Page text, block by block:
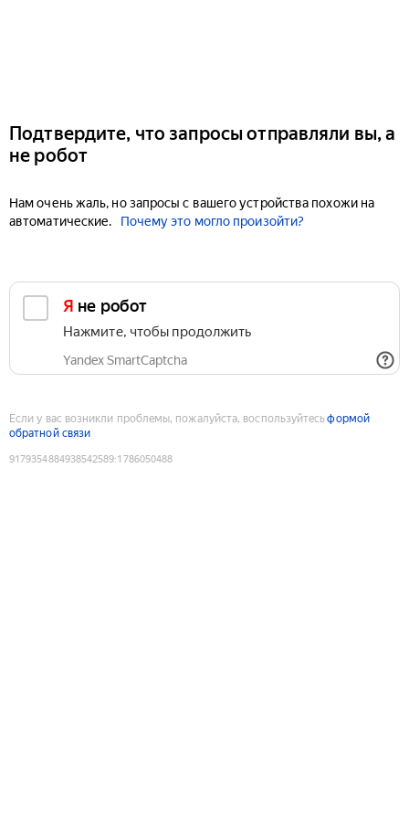
Подтвердите, что запросы отправляли вы, а
не робот
Нам очень жаль, но запросы с вашего устройства похожи на
автоматические.
Почему это могло произойти?
Я не робот
Нажмите, чтобы продолжить
Yandex SmartCaptcha
Если у вас возникли проблемы, пожалуйста, воспользуйтесьформой
обратной связи
9179354884938542589:1786050488